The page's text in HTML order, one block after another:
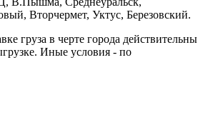
Вторчермет, Уктус, Березовский.
груза в черте города действительны
Иные условия - по